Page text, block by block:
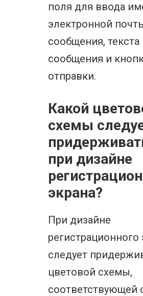
поля для ввода
электронной
сообщения, текста
сообщения и
отправки.
Какой
схемы
при дизайне
экрана?
При дизайне
регистрационного
следует
цветовой схемы,
соответствующей